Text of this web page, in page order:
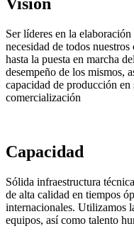
Ser líderes en la
necesidad de todos
hasta la puesta en marcha
desempeño de los mismos,
capacidad de producción
comercialización
Capacidad
Sólida infraestructura
de alta calidad en tiempos
internacionales. Utilizamos
equipos, así como talento